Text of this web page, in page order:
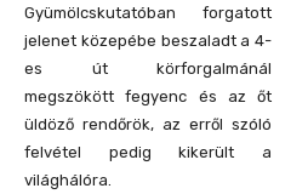
Gyümölcskutatóban forgatott
jelenet közepébe beszaladt a 4-
es út körforgalmánál
megszökött fegyenc és az őt
üldöző rendőrök, az erről szóló
felvétel pedig kikerült a
világhálóra.